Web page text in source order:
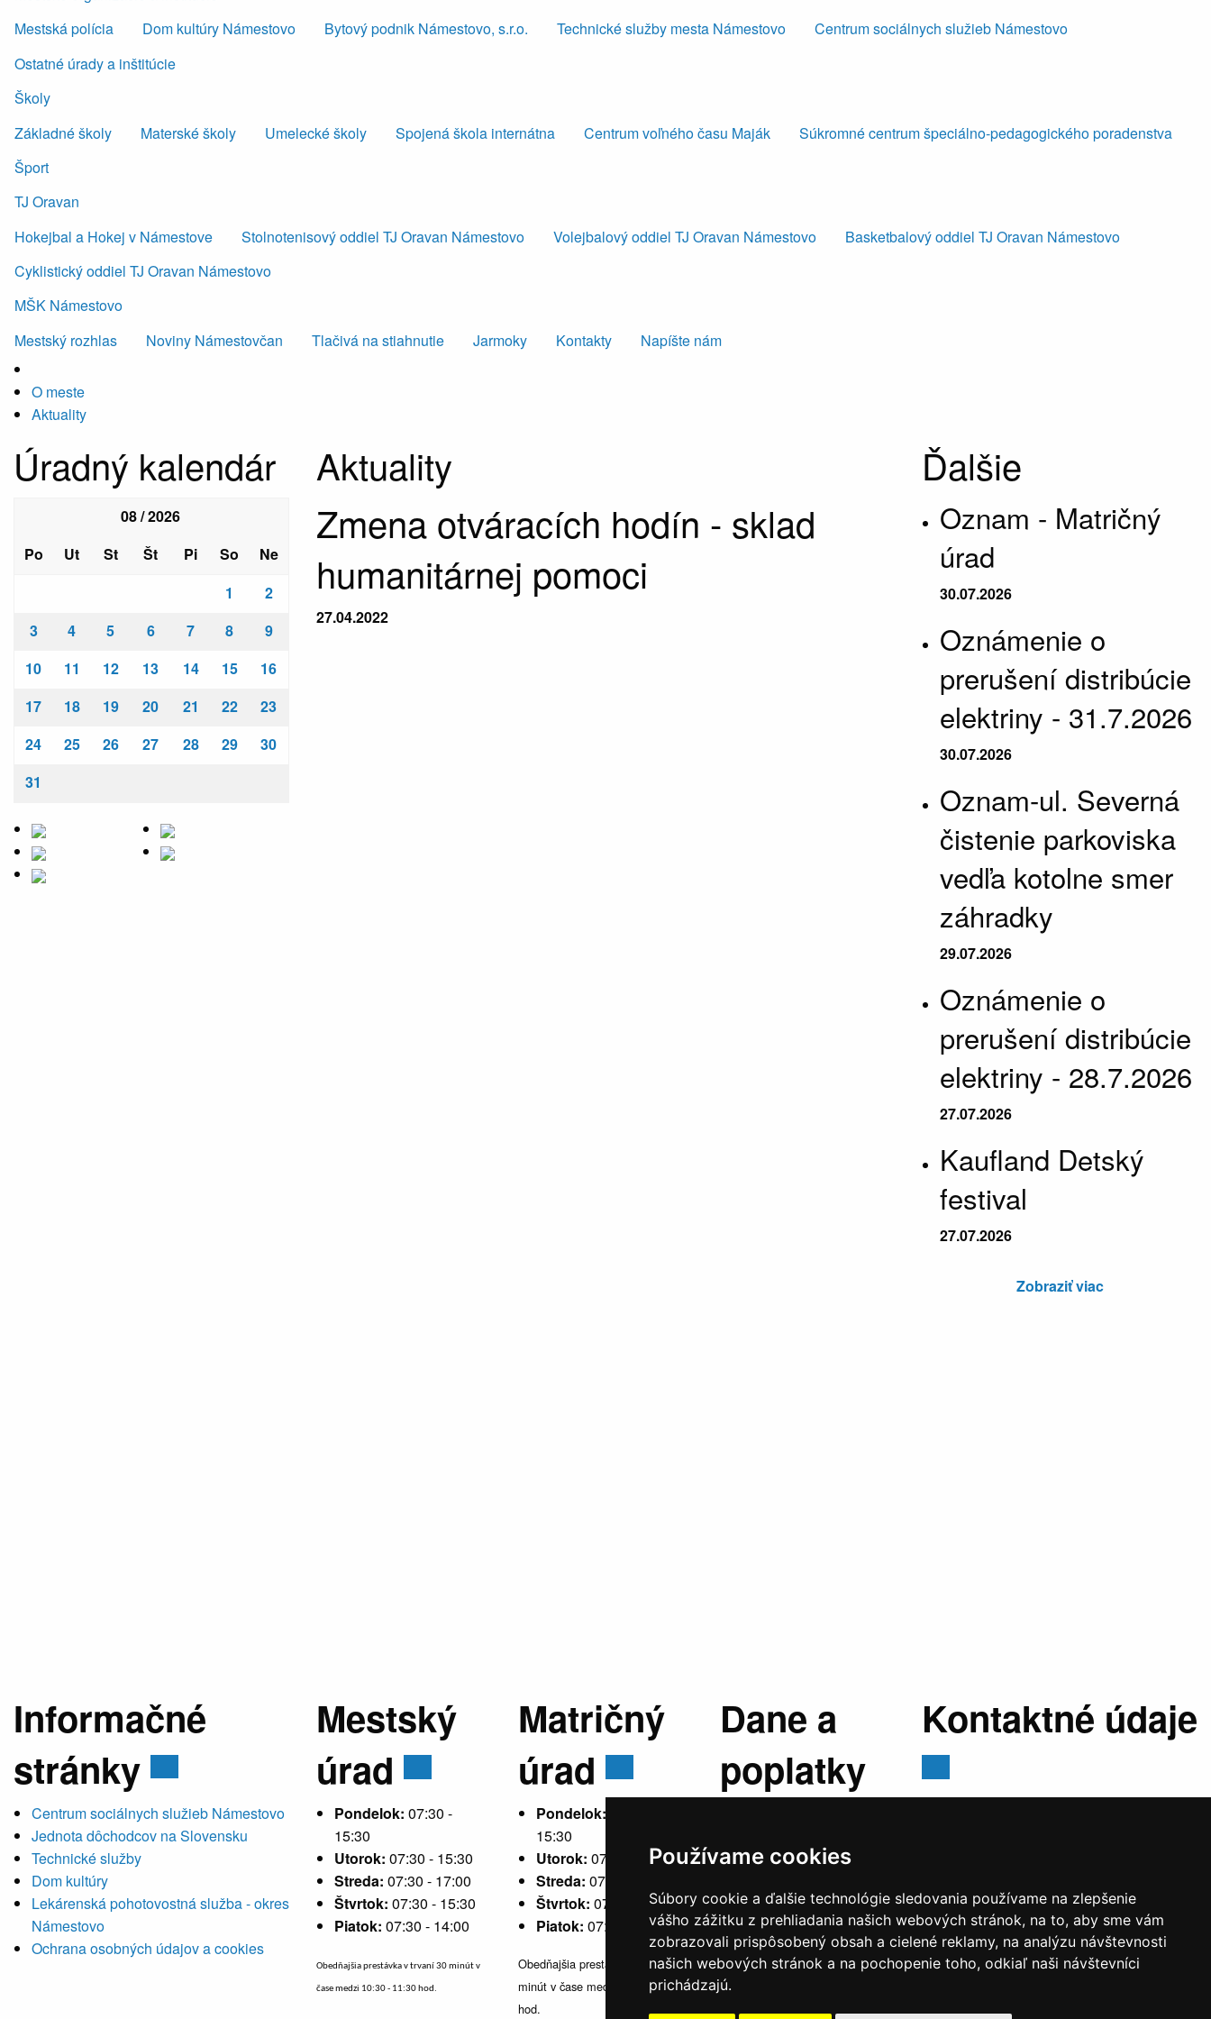
Používame cookies
Súbory cookie a ďalšie technológie sledovania používame na zlepšenie
vášho zážitku z prehliadania našich webových stránok, na to, aby sme vám
zobrazovali prispôsobený obsah a cielené reklamy, na analýzu návštevnosti
našich webových stránok a na pochopenie toho, odkiaľ naši návštevníci
prichádzajú.
Mestská polícia
Dom kultúry Námestovo Bytový podnik Námestovo, s.r.o. Technické služby mesta Námestovo
Centrum sociálnych služieb Námestovo
Ostatné úrady a inštitúcie
Školy
Základné školy
Materské školy Umelecké školy Spojená škola internátna Centrum voľného času Maják
Súkromné centrum špeciálno-pedagogického poradenstva
Šport
TJ Oravan
Hokejbal a Hokej v Námestove
Stolnotenisový oddiel TJ Oravan Námestovo Volejbalový oddiel TJ Oravan Námestovo
Basketbalový oddiel TJ Oravan Námestovo
Cyklistický oddiel TJ Oravan Námestovo
MŠK Námestovo
Mestský rozhlas
Noviny Námestovčan Tlačivá na stiahnutie Jarmoky Kontakty Napíšte nám
O meste
Aktuality
Úradný kalendár
08 / 2026
Po
Ut St Št Pi So
Ne
1
2
3
4 5 6 7 8
9
10
11 12 13 14 15
16
17
18 19 20 21 22
23
24
25 26 27 28 29
30
31
Aktuality
Zmena otváracích hodín - sklad
humanitárnej pomoci
27.04.2022
Ďalšie
Oznam - Matričný
úrad
30.07.2026
Oznámenie o
prerušení distribúcie
elektriny - 31.7.2026
30.07.2026
Oznam-ul. Severná
čistenie parkoviska
vedľa kotolne smer
záhradky
29.07.2026
Oznámenie o
prerušení distribúcie
elektriny - 28.7.2026
27.07.2026
Kaufland Detský
festival
27.07.2026
Zobraziť viac
Informačné
stránky
Centrum sociálnych služieb Námestovo
Jednota dôchodcov na Slovensku
Technické služby
Dom kultúry
Lekárenská pohotovostná služba - okres
Námestovo
Ochrana osobných údajov a cookies
Mestský
úrad
Pondelok: 07:30 -
15:30
Utorok: 07:30 - 15:30
Streda: 07:30 - 17:00
Štvrtok: 07:30 - 15:30
Piatok: 07:30 - 14:00
Obedňajšia prestávka v trvaní 30 minút v
čase medzi 10:30 - 11:30 hod.
Matričný
úrad
Pondelok:
15:30
Utorok: 07:30 - 15:30
Streda: 07:30 - 17:00
Štvrtok: 07:30 - 15:30
Piatok: 07:30 - 14:00
Obedňajšia prestávka v trvaní 30
minút v čase medzi 10:30 - 11:30
hod.
Dane a
poplatky
Pondelok:07:30 -
Utorok:nestránkový
Streda:07:30 - 17:00
Štvrtok:nestránkový
Piatok:
07:30 - 14:00
Obedňajšia prestávka v trvaní 30 minút v
Kontaktné údaje
IČO:00314676
DIČ:2020571707